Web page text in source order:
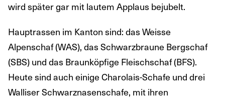
wird später gar mit lautem Applaus bejubelt.
Hauptrassen im Kanton sind: das Weisse
Alpenschaf (WAS), das Schwarzbraune Bergschaf
(SBS) und das Braunköpfige Fleischschaf (BFS).
Heute sind auch einige Charolais-Schafe und drei
Walliser Schwarznasenschafe, mit ihren